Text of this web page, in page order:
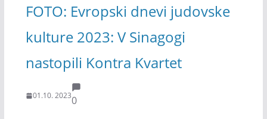
FOTO: Evropski dnevi judovske
kulture 2023: V Sinagogi
nastopili Kontra Kvartet
01.10. 20230